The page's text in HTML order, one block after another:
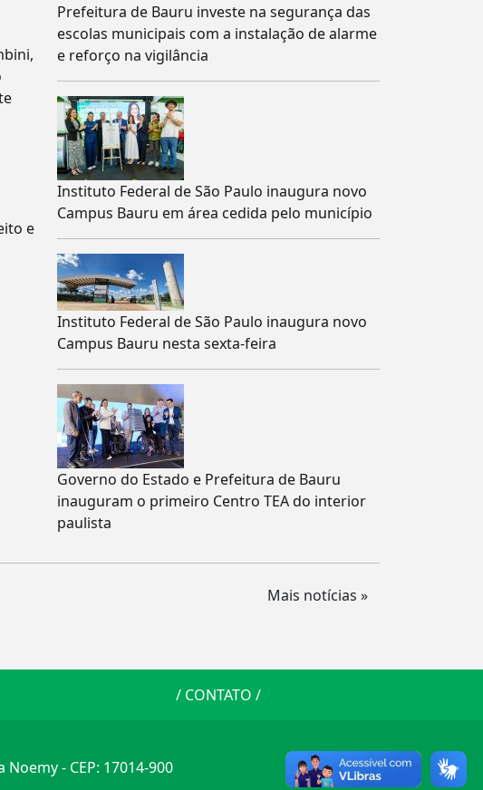
e
Prefeitura de Bauru investe na segurança das
escolas municipais com a instalação de alarme
e reforço na vigilância
Instituto Federal de São Paulo inaugura novo
Campus Bauru em área cedida pelo município
Instituto Federal de São Paulo inaugura novo
Campus Bauru nesta sexta-feira
Governo do Estado e Prefeitura de Bauru
inauguram o primeiro Centro TEA do interior
paulista
Mais notícias »
/ CONTATO /
- CEP: 17014-900